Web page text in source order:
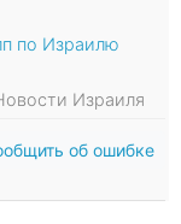
по Израилю
Израиля
об ошибке